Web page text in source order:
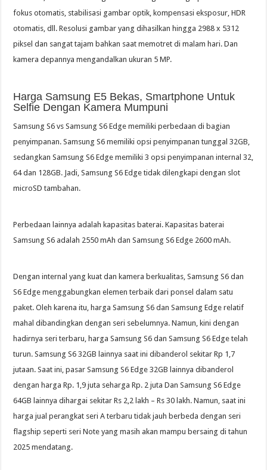
fokus otomatis, stabilisasi gambar optik, kompensasi eksposur, HDR
otomatis, dll. Resolusi gambar yang dihasilkan hingga 2988 x 5312
piksel dan sangat tajam bahkan saat memotret di malam hari. Dan
kamera depannya mengandalkan ukuran 5 MP.
Harga Samsung E5 Bekas, Smartphone Untuk
Selfie Dengan Kamera Mumpuni
Samsung S6 vs Samsung S6 Edge memiliki perbedaan di bagian
penyimpanan. Samsung S6 memiliki opsi penyimpanan tunggal 32GB,
sedangkan Samsung S6 Edge memiliki 3 opsi penyimpanan internal 32,
64 dan 128GB. Jadi, Samsung S6 Edge tidak dilengkapi dengan slot
microSD tambahan.
Perbedaan lainnya adalah kapasitas baterai. Kapasitas baterai
Samsung S6 adalah 2550 mAh dan Samsung S6 Edge 2600 mAh.
Dengan internal yang kuat dan kamera berkualitas, Samsung S6 dan
S6 Edge menggabungkan elemen terbaik dari ponsel dalam satu
paket. Oleh karena itu, harga Samsung S6 dan Samsung Edge relatif
mahal dibandingkan dengan seri sebelumnya. Namun, kini dengan
hadirnya seri terbaru, harga Samsung S6 dan Samsung S6 Edge telah
turun. Samsung S6 32GB lainnya saat ini dibanderol sekitar Rp 1,7
jutaan. Saat ini, pasar Samsung S6 Edge 32GB lainnya dibanderol
dengan harga Rp. 1,9 juta seharga Rp. 2 juta Dan Samsung S6 Edge
64GB lainnya dihargai sekitar Rs 2,2 lakh – Rs 30 lakh. Namun, saat ini
harga jual perangkat seri A terbaru tidak jauh berbeda dengan seri
flagship seperti seri Note yang masih akan mampu bersaing di tahun
2025 mendatang.